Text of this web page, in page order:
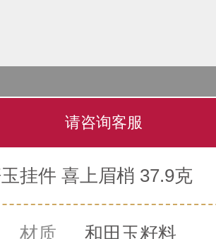
请咨询客服
挂件 喜上眉梢 37.9克
材质 和田玉籽料